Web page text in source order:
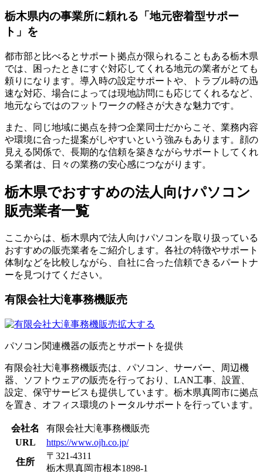
栃木県内の事業所に頼れる「地元密着型サポー
ト」を
都市部と比べるとサポート拠点が限られることもある栃木県
では、困ったときにすぐ対応してくれる地元の業者がとても
頼りになります。導入時の設定サポートや、トラブル時の迅
速な対応、場合によっては現地訪問にも応じてくれるなど、
地元ならではのフットワークの軽さが大きな魅力です。
また、同じ地域に拠点を持つ企業同士だからこそ、業務内容
や環境に合った提案がしやすいという強みもあります。顔の
見える関係で、長期的な信頼を築きながらサポートしてくれ
る業者は、日々の業務の安心感につながります。
栃木県でおすすめの法人向けパソコン
販売業者一覧
ここからは、栃木県内で法人向けパソコンを取り扱っている
おすすめの販売業者をご紹介します。各社の特徴やサポート
体制などを比較しながら、自社に合った信頼できるパートナ
ーを見つけてください。
有限会社大滝事務機販売
拡大する
パソコン関連機器の販売とサポートを提供
有限会社大滝事務機販売は、パソコン、サーバー、周辺機
器、ソフトウェアの販売を行っており、LAN工事、設置、
設定、保守サービスも提供しています。​栃木県真岡市に拠点
を置き、オフィス環境のトータルサポートを行っています。
会社名
有限会社大滝事務機販売
URL
https://www.ojh.co.jp/
住所
〒321-4311
栃木県真岡市根本1898-1